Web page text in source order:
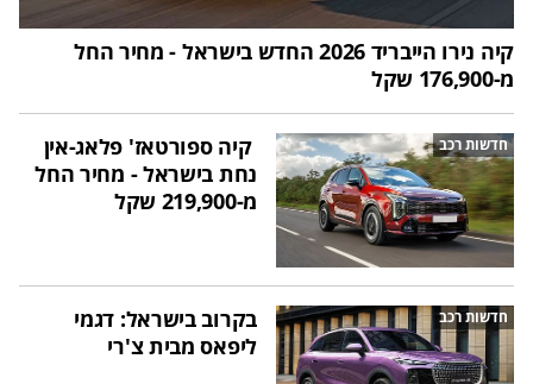
קיה נירו הייבריד 2026 החדש בישראל - מחיר החל
מ-176,900 שקל
חדשות רכב
קיה ספורטאז' פלאג-אין
נחת בישראל - מחיר החל
מ-219,900 שקל
חדשות רכב
בקרוב בישראל: דגמי
ליפאס מבית צ'רי